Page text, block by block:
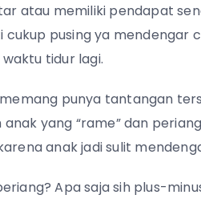
atau memiliki pendapat
pusing ya mendengar
tidur lagi.
punya tantangan
yang “rame” dan
anak jadi sulit
Apa saja sih plus-